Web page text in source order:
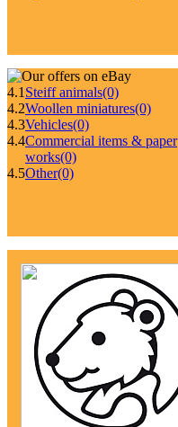
4.1 Steiff animals(0)
4.2Woollen miniatures(0)
4.3Vehicles(0)
4.4Commercial items & paper
works(0)
4.5Other(0)